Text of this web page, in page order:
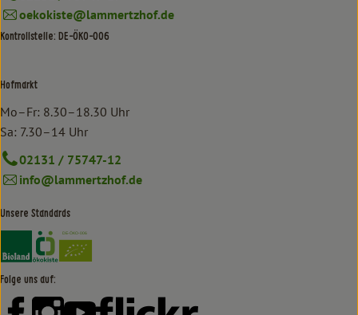
oekokiste@lammertzhof.de
Kontrollstelle: DE-ÖKO-006
Hofmarkt
Mo–Fr: 8.30–18.30 Uhr
Sa: 7.30–14 Uhr
02131 / 75747-12
info@lammertzhof.de
Unsere Standards
Externer Link zu https://www.bioland.de/verbraucher
Externer Link zu https://www.oekokiste.de/
Folge uns auf:
Externer Link zu https://www.facebook.com/lammertzhof/
Externer Link zu https://www.instagram.com/
Externer Link zu https://www.youtube.com/
Externer Link zu https://